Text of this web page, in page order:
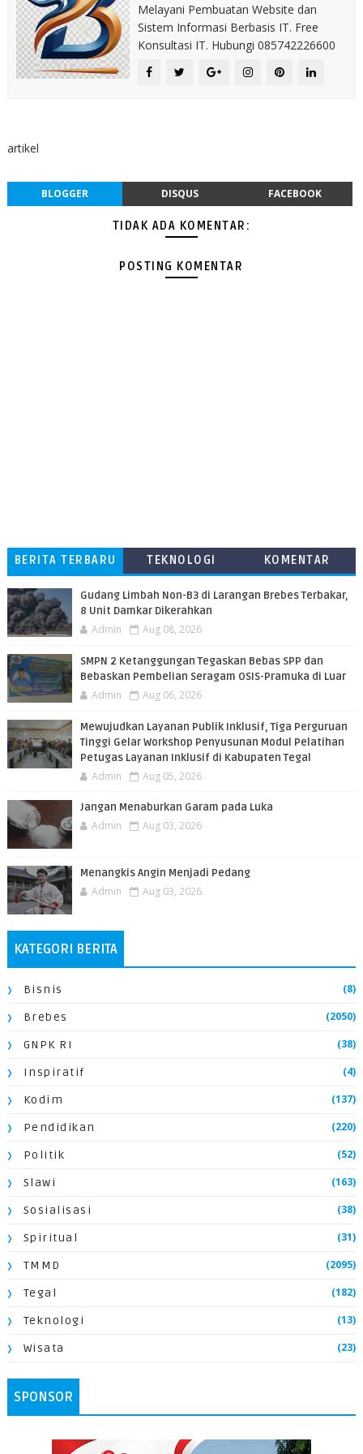
Melayani Pembuatan Website dan
Sistem Informasi Berbasis IT. Free
Konsultasi IT. Hubungi 085742226600
artikel
BLOGGER DISQUS FACEBOOK
TIDAK ADA KOMENTAR:
POSTING KOMENTAR
BERITA TERBARU TEKNOLOGI
KOMENTAR
​Gudang Limbah Non-B3 di Larangan Brebes Terbakar,
8 Unit Damkar Dikerahkan
Admin Aug 08, 2026
SMPN 2 Ketanggungan Tegaskan Bebas SPP dan
Bebaskan Pembelian Seragam OSIS-Pramuka di Luar
Admin Aug 06, 2026
​Mewujudkan Layanan Publik Inklusif, Tiga Perguruan
Tinggi Gelar Workshop Penyusunan Modul Pelatihan
Petugas Layanan Inklusif di Kabupaten Tegal
Admin Aug 05, 2026
Jangan Menaburkan Garam pada Luka
Admin Aug 03, 2026
Menangkis Angin Menjadi Pedang
Admin Aug 03, 2026
KATEGORI BERITA
Bisnis (8)
Brebes (2050)
GNPK RI (38)
Inspiratif (4)
Kodim (137)
Pendidikan (220)
Politik (52)
Slawi (163)
Sosialisasi (38)
Spiritual (31)
TMMD (2095)
Tegal (182)
Teknologi (13)
Wisata (23)
SPONSOR